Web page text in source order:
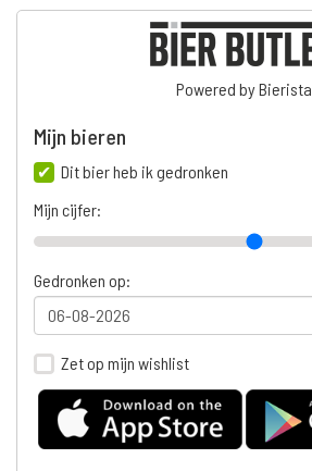
Powered by Bierista
Mijn bieren
Dit bier heb ik gedronken
Mijn cijfer:
Gedronken op:
Zet op mijn wishlist